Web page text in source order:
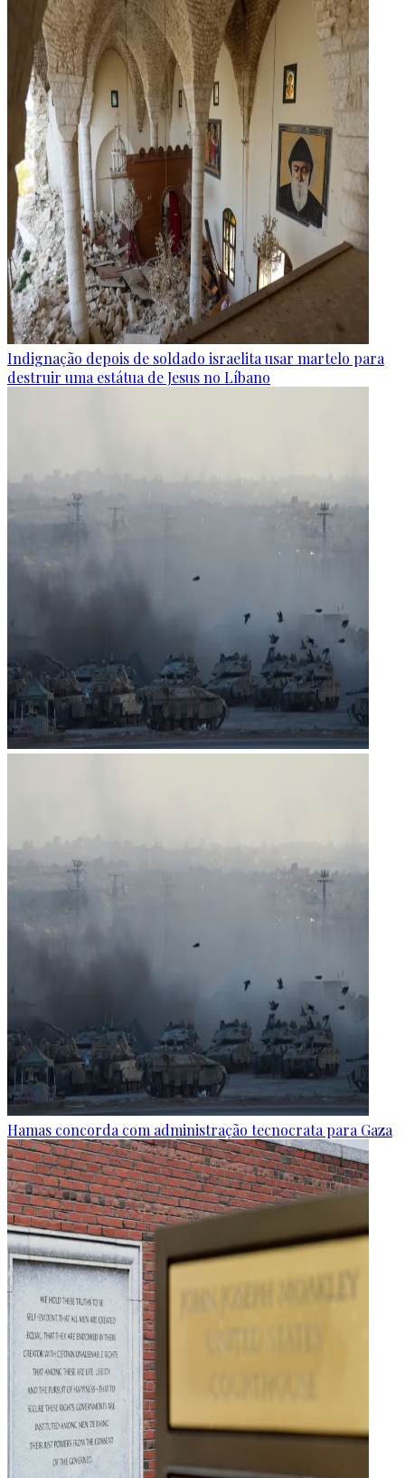
Indignação depois de soldado israelita usar martelo para
destruir uma estátua de Jesus no Líbano
Hamas concorda com administração tecnocrata para Gaza